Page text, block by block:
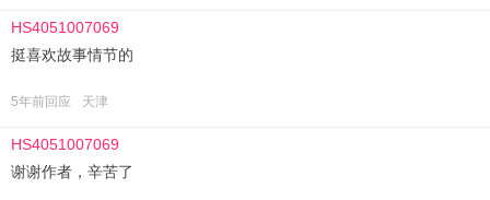
HS4051007069
挺喜欢故事情节的
5年前回应 天津
HS4051007069
谢谢作者，辛苦了